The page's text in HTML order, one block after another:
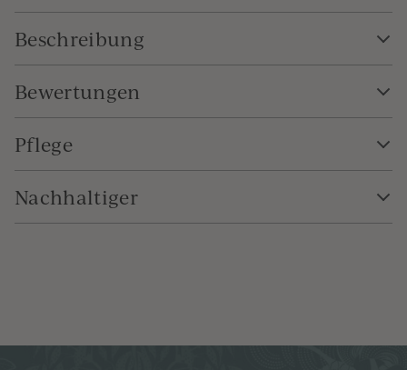
Beschreibung
Bewertungen
Pflege
Nachhaltiger